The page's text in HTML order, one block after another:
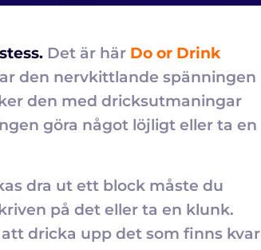
Det är här Do or Drink
den nervkittlande spänningen
den med dricksutmaningar
göra något löjligt eller ta en
dra ut ett block måste du
på det eller ta en klunk.
dricka upp det som finns kvar